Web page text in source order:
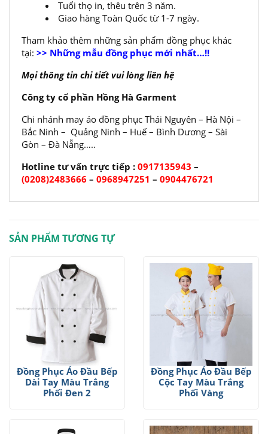
Tuổi thọ in, thêu trên 3 năm.
Giao hàng Toàn Quốc từ 1-7 ngày.
Tham khảo thêm những sản phẩm đồng phục khác
tại: >> Những mẫu đồng phục mới nhất…!!
Mọi thông tin chi tiết vui lòng liên hệ
Công ty cổ phần Hồng Hà Garment
Chi nhánh may áo đồng phục Thái Nguyên – Hà Nội –
Bắc Ninh – Quảng Ninh – Huế – Bình Dương – Sài
Gòn – Đà Nẵng…..
Hotline tư vấn trực tiếp : 0917135943 –
(0208)2483666 – 0968947251 – 0904476721
SẢN PHẨM TƯƠNG TỰ
Đồng Phục Áo Đầu Bếp
Dài Tay Màu Trắng
Phối Đen 2
Đồng Phục Áo Đầu Bếp
Cộc Tay Màu Trắng
Phối Vàng